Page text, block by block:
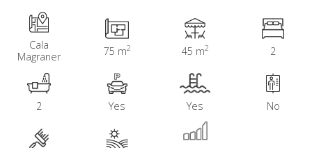
Cala
Magraner
75 m2 45 m2 2
2 Yes Yes No